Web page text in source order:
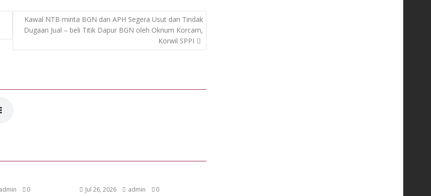
Kawal NTB minta BGN dan APH Segera Usut dan Tindak
Dugaan Jual – beli Titik Dapur BGN oleh Oknum Korcam,
Korwil SPPI
admin 0 Jul 26, 2026 admin 0